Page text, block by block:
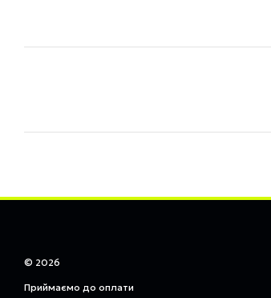
© 2026
Приймаємо до оплати